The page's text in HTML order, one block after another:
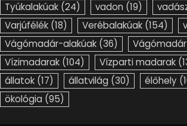
Tyúkalakúak (24) vadon (19)
Varjúfélék (18) Verébalakúak (154)
Vágómadár-alakúak (36)
Vízimadarak (104) Vízparti madarak
állatok (17) állatvilág (30) élőhely
ökológia (95)